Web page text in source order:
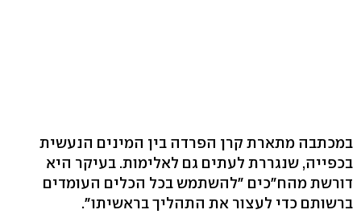
במכתבה מתארת קרן הפרדה בין המינים הנעשית
בכפייה, שנגררת לעתים גם לאלימות. בעיקר היא
דורשת מהח"כים "להשתמש בכל הכלים העומדים
ברשותם כדי לעצור את התהליך בראשיתו".